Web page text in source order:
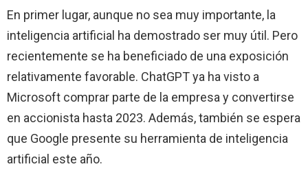
En primer lugar, aunque no sea muy importante, la
inteligencia artificial ha demostrado ser muy útil. Pero
recientemente se ha beneficiado de una exposición
relativamente favorable. ChatGPT ya ha visto a
Microsoft comprar parte de la empresa y convertirse
en accionista hasta 2023. Además, también se espera
que Google presente su herramienta de inteligencia
artificial este año.